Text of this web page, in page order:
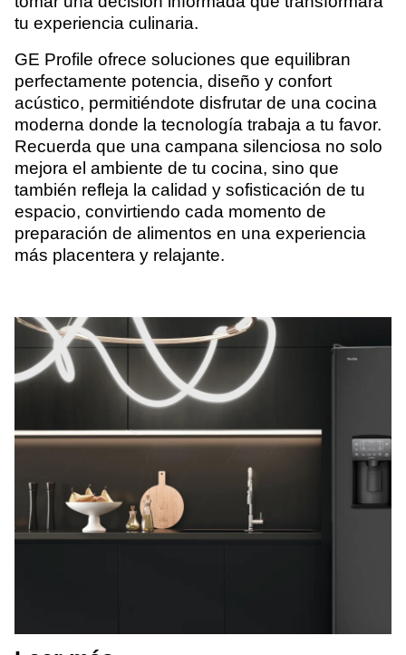
tu experiencia culinaria.
GE Profile ofrece soluciones que equilibran
perfectamente potencia, diseño y confort
acústico, permitiéndote disfrutar de una cocina
moderna donde la tecnología trabaja a tu favor.
Recuerda que una campana silenciosa no solo
mejora el ambiente de tu cocina, sino que
también refleja la calidad y sofisticación de tu
espacio, convirtiendo cada momento de
preparación de alimentos en una experiencia
más placentera y relajante.